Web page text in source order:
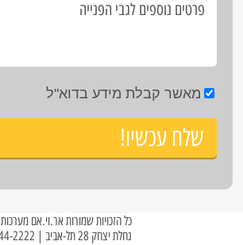
מאשר קבלת מידע בדוא"ל
שלח עכשיו!
כל הזכויות שמורות אר.וי.אם מערכות 1998 © 2023
נחלת יצחק 28 תל-אביב | 072-244-2222